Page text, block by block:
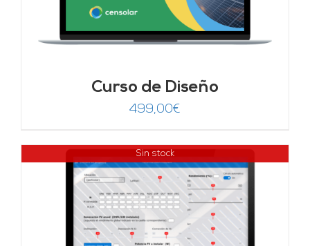
Curso de Diseño
499,00€
Sin stock